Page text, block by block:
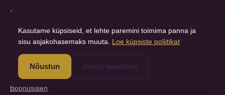
Ferratum
Bondora
Esto
Credit24
Monefit
Boonuslaen
Kasutame küpsiseid, et lehte paremini toimima panna ja
sisu asjakohasemaks muuta.
Loe küpsiste poliitikat
Nõustun Ainult vajalikud